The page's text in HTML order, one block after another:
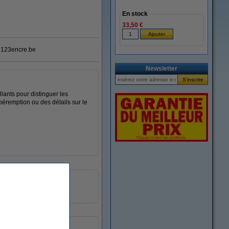
pour distinguer les
ou des détails sur le
En stock
33,50 €
Newsletter